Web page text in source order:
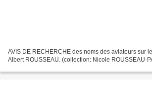
AVIS DE RECHERCHE des noms des aviateurs sur
Albert ROUSSEAU. (collection: Nicole ROUSSEAU-